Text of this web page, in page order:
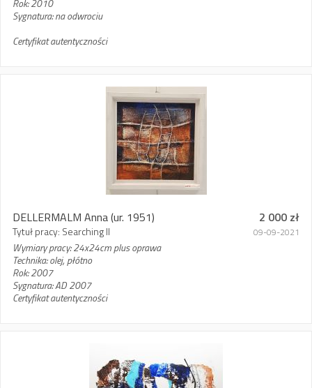
Rok: 2010
Sygnatura: na odwrociu
Certyfikat autentyczności
DELLERMALM Anna(ur. 1951)
Tytuł pracy: Searching II
Wymiary pracy: 24x24cm plus oprawa
Technika: olej, płótno
Rok: 2007
Sygnatura: AD 2007
Certyfikat autentyczności
2 000 zł
09-09-2021